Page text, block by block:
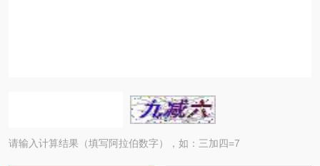
请输入计算结果（填写阿拉伯数字），如：三加四=7